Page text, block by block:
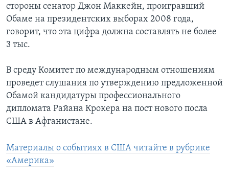
стороны сенатор Джон Маккейн, проигравший
Обаме на президентских выборах 2008 года,
говорит, что эта цифра должна составлять не более
3 тыс.
В среду Комитет по международным отношениям
проведет слушания по утверждению предложенной
Обамой кандидатуры профессионального
дипломата Райана Крокера на пост нового посла
США в Афганистане.
Материалы о событиях в США читайте в рубрике
«Америка»